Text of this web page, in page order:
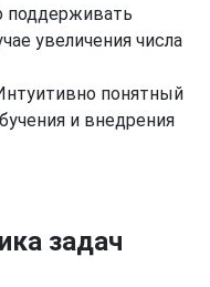
увеличения числа
понятный
и внедрения
задач